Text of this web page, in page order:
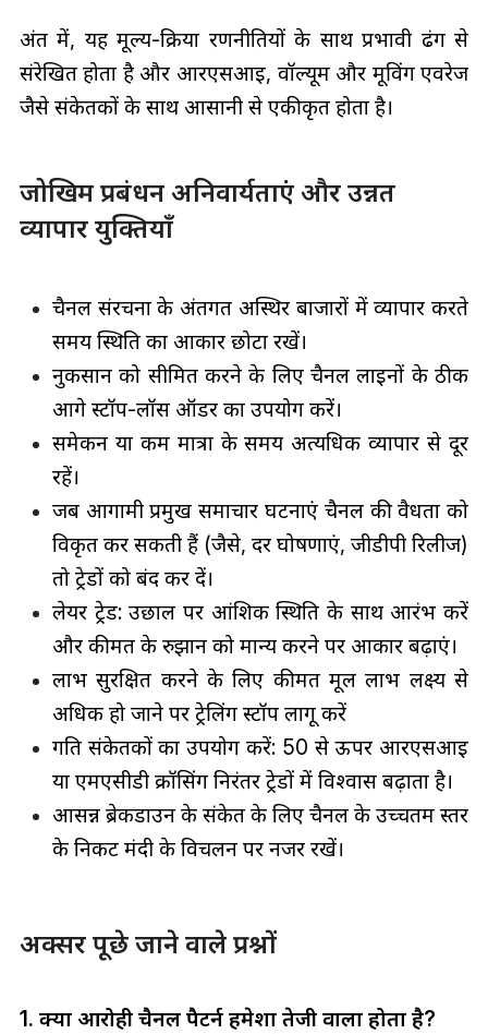
अंत में, यह मूल्य-क्रिया रणनीतियों के साथ प्रभावी ढंग से
संरेखित होता है और आरएसआई, वॉल्यूम और मूविंग एवरेज
जैसे संकेतकों के साथ आसानी से एकीकृत होता है।
जोखिम प्रबंधन अनिवार्यताएं और उन्नत
व्यापार युक्तियाँ
चैनल संरचना के अंतर्गत अस्थिर बाजारों में व्यापार करते
समय स्थिति का आकार छोटा रखें।
नुकसान को सीमित करने के लिए चैनल लाइनों के ठीक
आगे स्टॉप-लॉस ऑर्डर का उपयोग करें।
समेकन या कम मात्रा के समय अत्यधिक व्यापार से दूर
रहें।
जब आगामी प्रमुख समाचार घटनाएं चैनल की वैधता को
विकृत कर सकती हैं (जैसे, दर घोषणाएं, जीडीपी रिलीज)
तो ट्रेडों को बंद कर दें।
लेयर ट्रेड: उछाल पर आंशिक स्थिति के साथ आरंभ करें
और कीमत के रुझान को मान्य करने पर आकार बढ़ाएं।
लाभ सुरक्षित करने के लिए कीमत मूल लाभ लक्ष्य से
अधिक हो जाने पर ट्रेलिंग स्टॉप लागू करें
गति संकेतकों का उपयोग करें: 50 से ऊपर आरएसआई
या एमएसीडी क्रॉसिंग निरंतर ट्रेडों में विश्वास बढ़ाता है।
आसन्न ब्रेकडाउन के संकेत के लिए चैनल के उच्चतम स्तर
के निकट मंदी के विचलन पर नजर रखें।
अक्सर पूछे जाने वाले प्रश्नों
1. क्या आरोही चैनल पैटर्न हमेशा तेजी वाला होता है?